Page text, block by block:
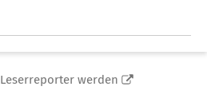
Leserreporter werden